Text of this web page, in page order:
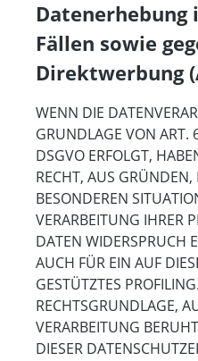
Datenerhebung
Fällen sowie
Direktwerbung
WENN DIE
GRUNDLAGE VON ART.
DSGVO ERFOLGT,
RECHT, AUS GRÜNDEN,
BESONDEREN
VERARBEITUNG IHRER
DATEN WIDERSPRUCH
AUCH FÜR EIN AUF
GESTÜTZTES
RECHTSGRUNDLAGE,
VERARBEITUNG
DIESER